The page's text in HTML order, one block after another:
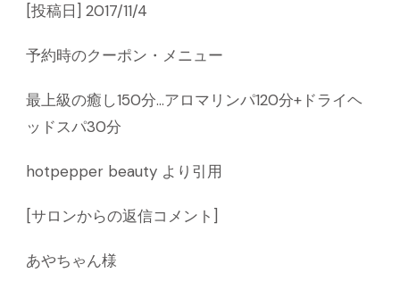
[投稿日] 2017/11/4
予約時のクーポン・メニュー
最上級の癒し150分…アロマリンパ120分+ドライヘ
ッドスパ30分
hotpepper beauty より引用
[サロンからの返信コメント]
あやちゃん様